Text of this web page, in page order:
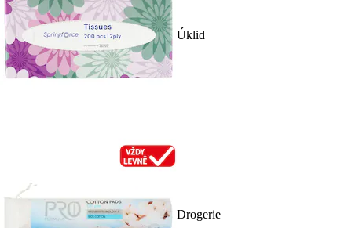
Úklid
Drogerie